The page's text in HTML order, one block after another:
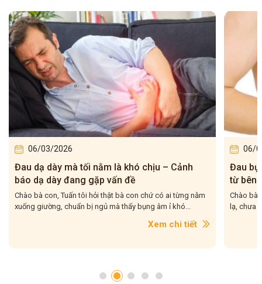
06/03/2026
Đau bụng mỗi khi căng thẳng: hiểu đúng lý do
từ bên trong
Chào bà con, Bà con có từng rơi vào cảnh: chưa kịp ăn gì
lạ, chưa bị lạnh bụng, nhưng mỗi khi hồi hộp, căng...
Xem chi tiết
03/
5 cấp
đang ở
Chào bà
năm,